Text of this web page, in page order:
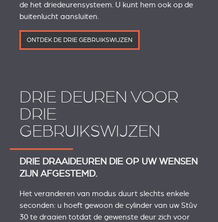
de het driedeurensysteem. U kunt hem ook op de
buitenlucht aansluiten.
ONTDEK DE DRIE GEBRUIKSWIJZEN
DRIE DEUREN VOOR
DRIE
GEBRUIKSWIJZEN
DRIE DRAAIDEUREN DIE OP UW WENSEN
ZIJN AFGESTEMD.
Het veranderen van modus duurt slechts enkele
seconden: u hoeft gewoon de cylinder van uw Stûv
30 te draaien totdat de gewenste deur zich voor